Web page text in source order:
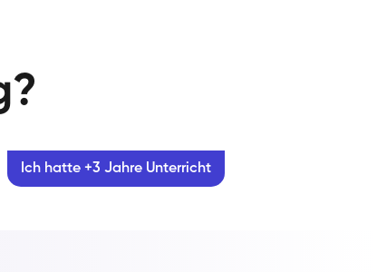
Ich hatte +3 Jahre Unterricht